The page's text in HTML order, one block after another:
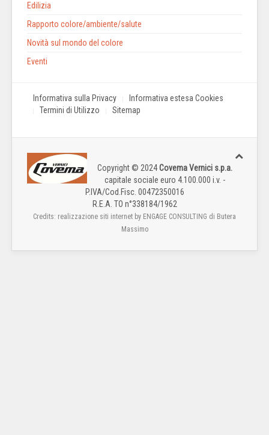
Edilizia
Rapporto colore/ambiente/salute
Novità sul mondo del colore
Eventi
Informativa sulla Privacy
Informativa estesa Cookies
Termini di Utilizzo
Sitemap
Copyright © 2024Covema Vernici s.p.a.
capitale sociale euro 4.100.000 i.v. -
P.IVA/Cod.Fisc. 00472350016
R.E.A. TO n°338184/1962
Credits: realizzazione siti internet by ENGAGE CONSULTING di Butera
Massimo